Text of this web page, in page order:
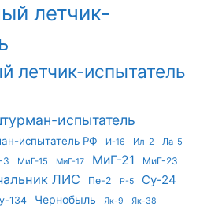
летчик-
летчик-испытатель
испытатель
испытатель РФ И-16 Ил-2
Ла-5
3 МиГ-15 МиГ-17 МиГ-21
МиГ-23
ЛИС Пе-2 Р-5 Су-24
134 Чернобыль Як-9 Як-38